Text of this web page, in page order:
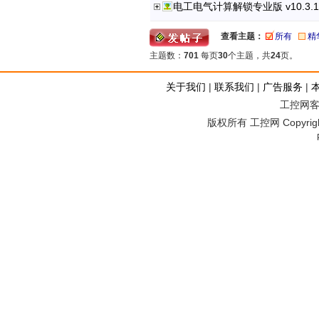
电工电气计算解锁专业版
查看主题： 所有
精
主题数： 701 每页30个主题，共24页。
关于我们 | 联系我们 | 广告服务 |
工控网
版权所有 工控网